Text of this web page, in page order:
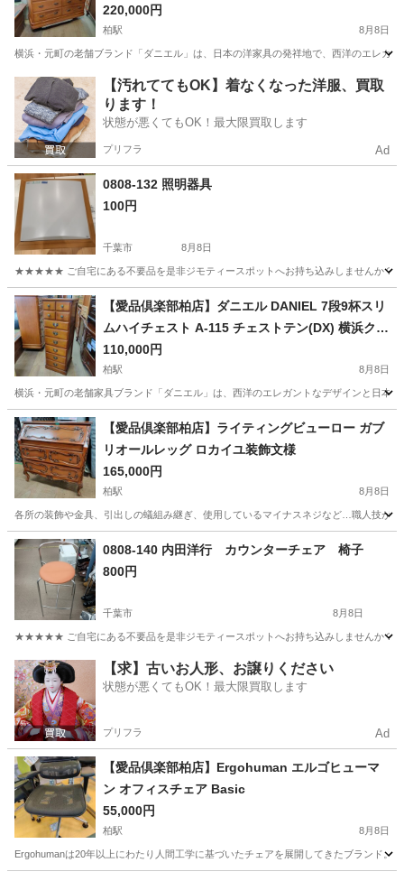
220,000円
柏駅 8月8日
横浜・元町の老舗ブランド「ダニエル」は、日本の洋家具の発祥地で、西洋のエレガ
千葉 柏市 柏駅 収納家具 ハイチェスト
【汚れててもOK】着なくなった洋服、買取
ります！
状態が悪くてもOK！最大限買取します
プリフラ Ad
0808-132 照明器具
100円
千葉市 8月8日
★★★★★ ご自宅にある不要品を是非ジモティースポットへお持ち込みしませんか？
千葉 千葉市 照明器具 現地
【愛品倶楽部柏店】ダニエル DANIEL 7段9杯スリ
ムハイチェスト A-115 チェストテン(DX) 横浜クラ
シック家具
110,000円
柏駅 8月8日
横浜・元町の老舗家具ブランド「ダニエル」は、西洋のエレガントなデザインと日本
千葉 柏市 柏駅 収納家具
【愛品倶楽部柏店】ライティングビューロー ガブ
リオールレッグ ロカイユ装飾文様
165,000円
柏駅 8月8日
各所の装飾や金具、引出しの蟻組み継ぎ、使用しているマイナスネジなど…職人技が
千葉 柏市 収納家具 ビューロー
0808-140 内田洋行 カウンターチェア 椅子
800円
千葉市 8月8日
★★★★★ ご自宅にある不要品を是非ジモティースポットへお持ち込みしませんか？
千葉 千葉市 椅子 カウンター
【求】古いお人形、お譲りください
状態が悪くてもOK！最大限買取します
プリフラ Ad
【愛品倶楽部柏店】Ergohuman エルゴヒューマ
ン オフィスチェア Basic
55,000円
柏駅 8月8日
Ergohumanは20年以上にわたり人間工学に基づいたチェアを展開してきたブランド